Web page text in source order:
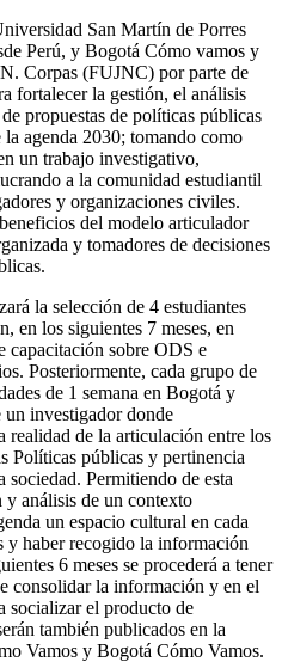
San Martín de Porres
Perú, y Bogotá Cómo vamos y
Corpas (FUJNC) por parte de
fortalecer la gestión, el análisis
propuestas de políticas públicas
agenda 2030; tomando como
un trabajo investigativo,
a la comunidad estudiantil
y organizaciones civiles.
del modelo articulador
y tomadores de decisiones
la selección de 4 estudiantes
en los siguientes 7 meses, en
capacitación sobre ODS e
Posteriormente, cada grupo de
de 1 semana en Bogotá y
investigador donde
realidad de la articulación entre los
Políticas públicas y pertinencia
sociedad. Permitiendo de esta
y análisis de un contexto
un espacio cultural en cada
y haber recogido la información
6 meses se procederá a tener
consolidar la información y en el
socializar el producto de
también publicados en la
Vamos y Bogotá Cómo Vamos.